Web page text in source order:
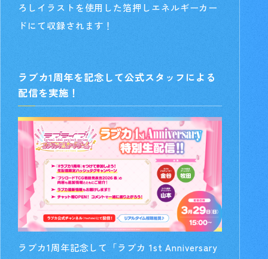
ろしイラストを使用した箔押しエネルギーカー
ドにて収録されます！
ラブカ1周年を記念して公式スタッフによる
配信を実施！
ラブカ1周年記念して「ラブカ 1st Anniversary